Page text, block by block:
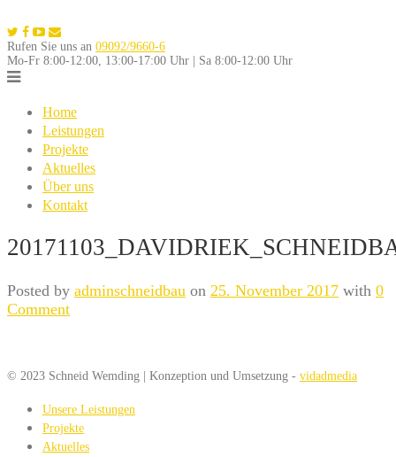
to
content
Rufen Sie uns an 09092/9660-6
Mo-Fr 8:00-12:00, 13:00-17:00 Uhr | Sa 8:00-12:00 Uhr
Home
Leistungen
Projekte
Aktuelles
Über uns
Kontakt
Posted by adminschneidbau on 25. November 2017 with 0
Comment
© 2023 Schneid Wemding | Konzeption und Umsetzung - vidadmedia
Unsere Leistungen
Projekte
Aktuelles